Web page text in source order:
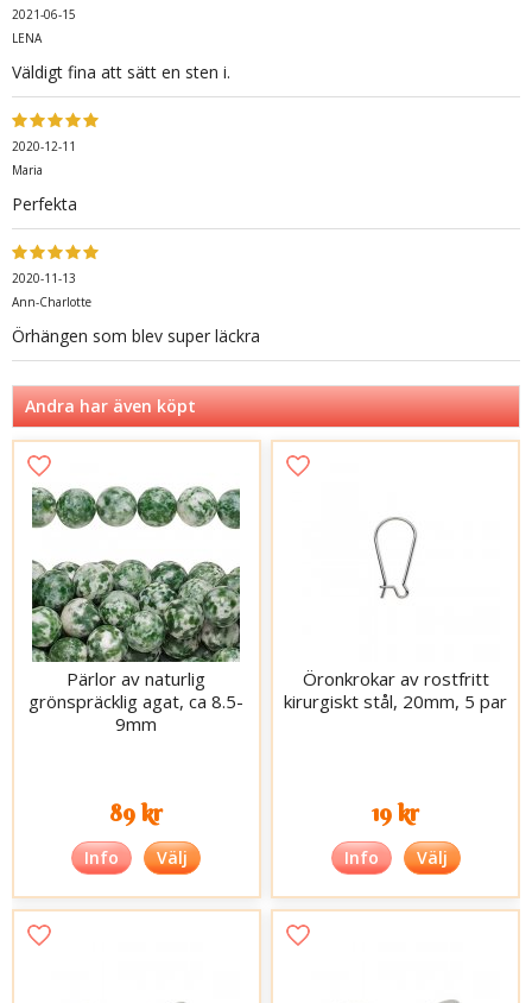
2021-06-15
LENA
Väldigt fina att sätt en sten i.
2020-12-11
Maria
Perfekta
2020-11-13
Ann-Charlotte
Örhängen som blev super läckra
Andra har även köpt
Pärlor av naturlig
grönspräcklig agat, ca 8.5-
9mm
89 kr
Info Välj
Öronkrokar av rostfritt
kirurgiskt stål, 20mm, 5 par
19 kr
Info Välj